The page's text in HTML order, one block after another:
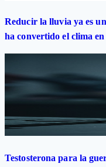
Reducir la lluvia ya es
ha convertido el clima
Testosterona para la